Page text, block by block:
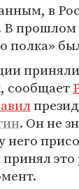
в
прошлом
полка»
сообщает
. Он не
него